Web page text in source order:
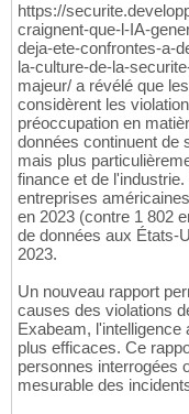
https://
craignent-que-l-IA-
deja-ete-confrontes-a-
la-culture-de-la-
majeur/ a révélé que
considèrent les
préoccupation en
données continuent de
mais plus
finance et de
entreprises
en 2023 (contre 1 802
de données aux États-
2023.
Un nouveau rapport
causes des violations
Exabeam, l'intelligence
plus efficaces. Ce
personnes interrogées
mesurable des